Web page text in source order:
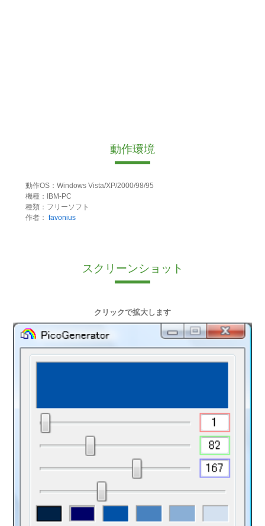
動作環境
動作OS：Windows Vista/XP/2000/98/95
機種：IBM-PC
種類：フリーソフト
作者： favonius
スクリーンショット
クリックで拡大します